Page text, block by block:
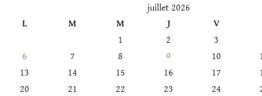
juillet 2026
L
M M J
V
1
2
3
6
7 8 9 10
13
14 15 16 17
20
21 22 23 24